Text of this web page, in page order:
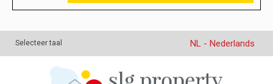
Selecteer taal NL - Nederlands